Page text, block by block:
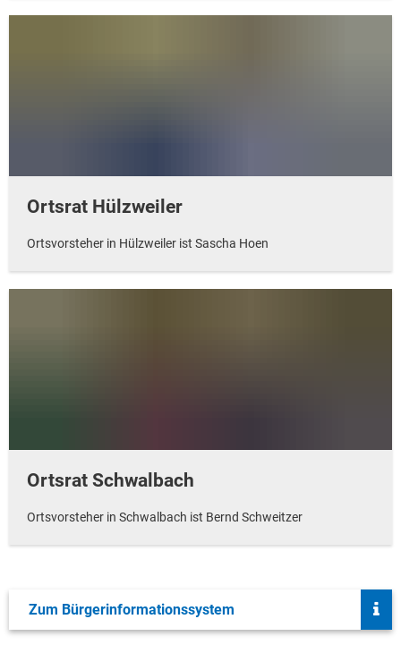
Ortsrat Hülzweiler
Ortsvorsteher in Hülzweiler ist Sascha Hoen
Ortsrat Schwalbach
Ortsvorsteher in Schwalbach ist Bernd Schweitzer
Zum Bürgerinformationssystem